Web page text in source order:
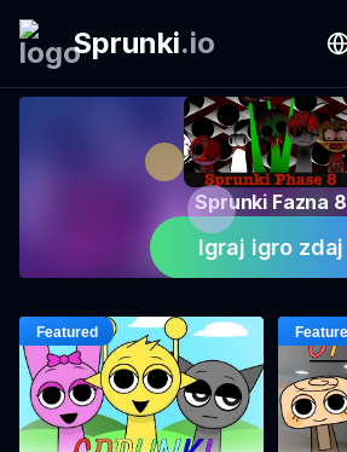
Sprunki.io
Sprunki Fazna 8
Igraj igro zdaj